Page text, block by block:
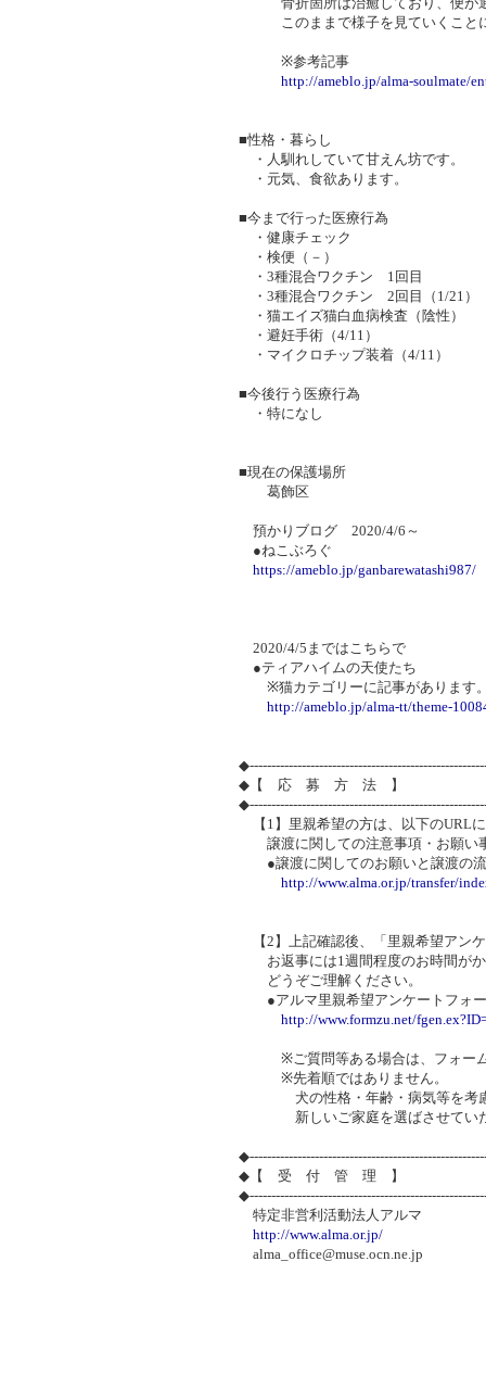
このままで様子を見ていくこと
※参考記事
http://ameblo.jp/alma-soulmate/
■性格・暮らし
・人馴れしていて甘えん坊です。
・元気、食欲あります。
■今まで行った医療行為
・健康チェック
・検便（－）
・3種混合ワクチン 1回目
・3種混合ワクチン 2回目（1/21）
・猫エイズ猫白血病検査（陰性）
・避妊手術（4/11）
・マイクロチップ装着（4/11）
■今後行う医療行為
・特になし
■現在の保護場所
葛飾区
預かりブログ 2020/4/6～
●ねこぶろぐ
https://ameblo.jp/ganbarewatashi987/
2020/4/5まではこちらで
●ティアハイムの天使たち
※猫カテゴリーに記事があります
http://ameblo.jp/alma-tt/theme-
◆【 応 募 方 法 】
【1】里親希望の方は、以下のURL
譲渡に関しての注意事項・お願い
●譲渡に関してのお願いと譲渡の
http://www.alma.or.jp/transfer/
【2】上記確認後、「里親希望アン
お返事には1週間程度のお時間がか
どうぞご理解ください。
●アルマ里親希望アンケートフォ
http://www.formzu.net/
※ご質問等ある場合は、フォーム
※先着順ではありません。
犬の性格・年齢・病気等を考慮
新しいご家庭を選ばさせていた
◆【 受 付 管 理 】
特定非営利活動法人アルマ
http://www.alma.or.jp/
alma_office@muse.ocn.ne.jp